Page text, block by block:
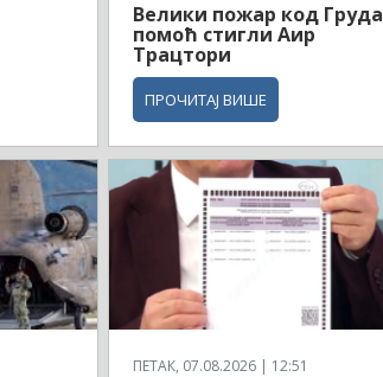
Велики пожар код
помоћ стигли Аир
Трацтори
ПРОЧИТАЈ ВИШЕ
ПЕТАК, 07.08.2026 | 12:51